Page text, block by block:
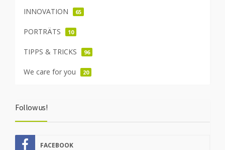
INNOVATION 65
PORTRÄTS 10
TIPPS & TRICKS 96
We care for you 20
Follow us!
FACEBOOK